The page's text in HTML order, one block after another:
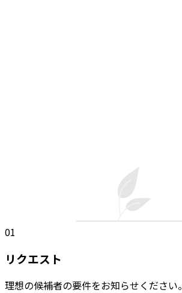
01
リクエスト
理想の候補者の要件をお知らせください。